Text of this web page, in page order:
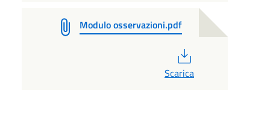
Modulo osservazioni.pdf
Scarica